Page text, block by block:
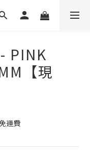
PINK
【現
運費